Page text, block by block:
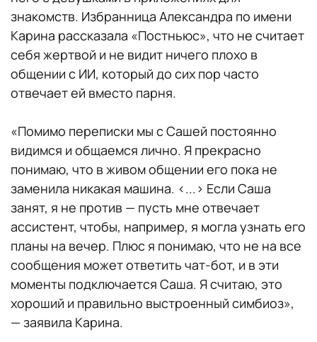
знакомств. Избранница Александра по имени
Карина рассказала «Постньюс», что не считает
себя жертвой и не видит ничего плохо в
общении с ИИ, который до сих пор часто
отвечает ей вместо парня.
«Помимо переписки мы с Сашей постоянно
видимся и общаемся лично. Я прекрасно
понимаю, что в живом общении его пока не
заменила никакая машина. <...> Если Саша
занят, я не против — пусть мне отвечает
ассистент, чтобы, например, я могла узнать его
планы на вечер. Плюс я понимаю, что не на все
сообщения может ответить чат-бот, и в эти
моменты подключается Саша. Я считаю, это
хороший и правильно выстроенный симбиоз»,
— заявила Карина.